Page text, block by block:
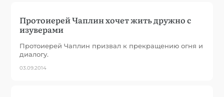
Протоиерей Чаплин хочет жить дружно с
изуверами
Протоиерей Чаплин призвал к прекращению огня и
диалогу.
03.09.2014